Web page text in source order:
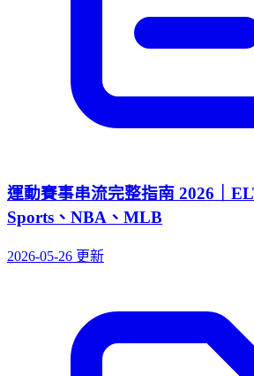
運動賽事串流完整指南 2026｜
Sports、NBA、MLB
2026-05-26 更新